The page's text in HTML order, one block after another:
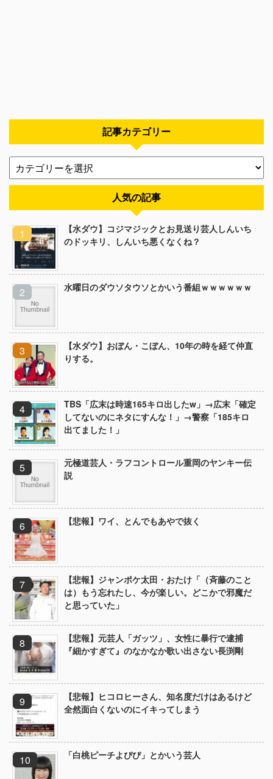
記事カテゴリー
人気の記事
【水ダウ】コジマジックとお見送り芸人しんいち
のドッキリ、しんいち悪くなくね？
水曜日のダウソタウソとかいう番組ｗｗｗｗｗｗ
【水ダウ】おぼん・こぼん、10年の時を経て仲直
りする。
TBS「広末は時速165キロ出したw」→広末「確定
してないのにネタにすんな！」→警察「185キロ
出てました！」
元極道芸人・ラフコントロール重岡のヤンキー伝
説
【悲報】ワイ、とんでもあやで抜く
【悲報】ジャンポケ太田・おたけ「（斉藤のこと
は）もう忘れたし、今が楽しい。どこかで邪魔だ
と思っていた」
【悲報】元芸人「ガッツ」、女性に暴行で逮捕
『細かすぎて』のなかなか歌い出さない長渕剛
【悲報】ヒコロヒーさん、知名度だけはあるけど
全然面白くないのにイキってしまう
「白桃ピーチよぴぴ」とかいう芸人